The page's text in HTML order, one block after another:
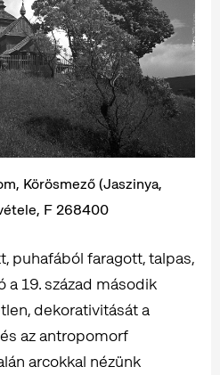
Körösmező (Jaszinya,
F 268400
puhafából faragott, talpas,
19. század második
dekorativitását a
az antropomorf
arcokkal nézünk